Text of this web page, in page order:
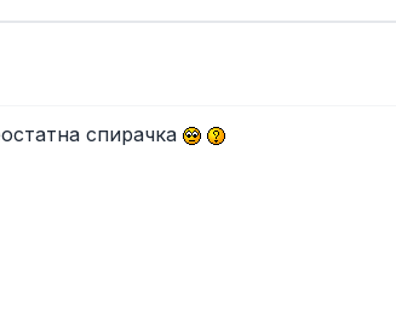
спирачка